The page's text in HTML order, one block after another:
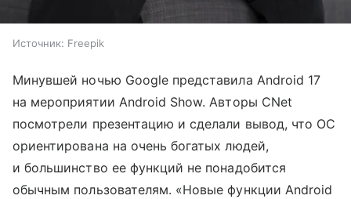
Источник: Freepik
Минувшей ночью Google представила Android 17
на мероприятии Android Show. Авторы CNet
посмотрели презентацию и сделали вывод, что ОС
ориентирована на очень богатых людей,
и большинство ее функций не понадобится
обычным пользователям. «Новые функции Android